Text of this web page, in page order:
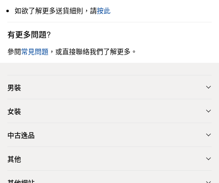
如欲了解更多送貨細則，請按此
有更多問題?
參閱常見問題 ，或直接聯絡我們了解更多。
男裝
女裝
中古逸品
其他